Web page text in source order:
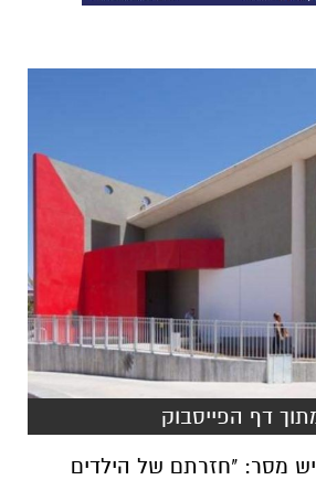
דף הפייסבוק
מסר: "חזרתם של הילדים